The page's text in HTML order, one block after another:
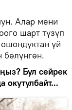
Алар мени
шарт түзүп
үй
бөлүнгөн.
Бул сейрек
окутулбайт...